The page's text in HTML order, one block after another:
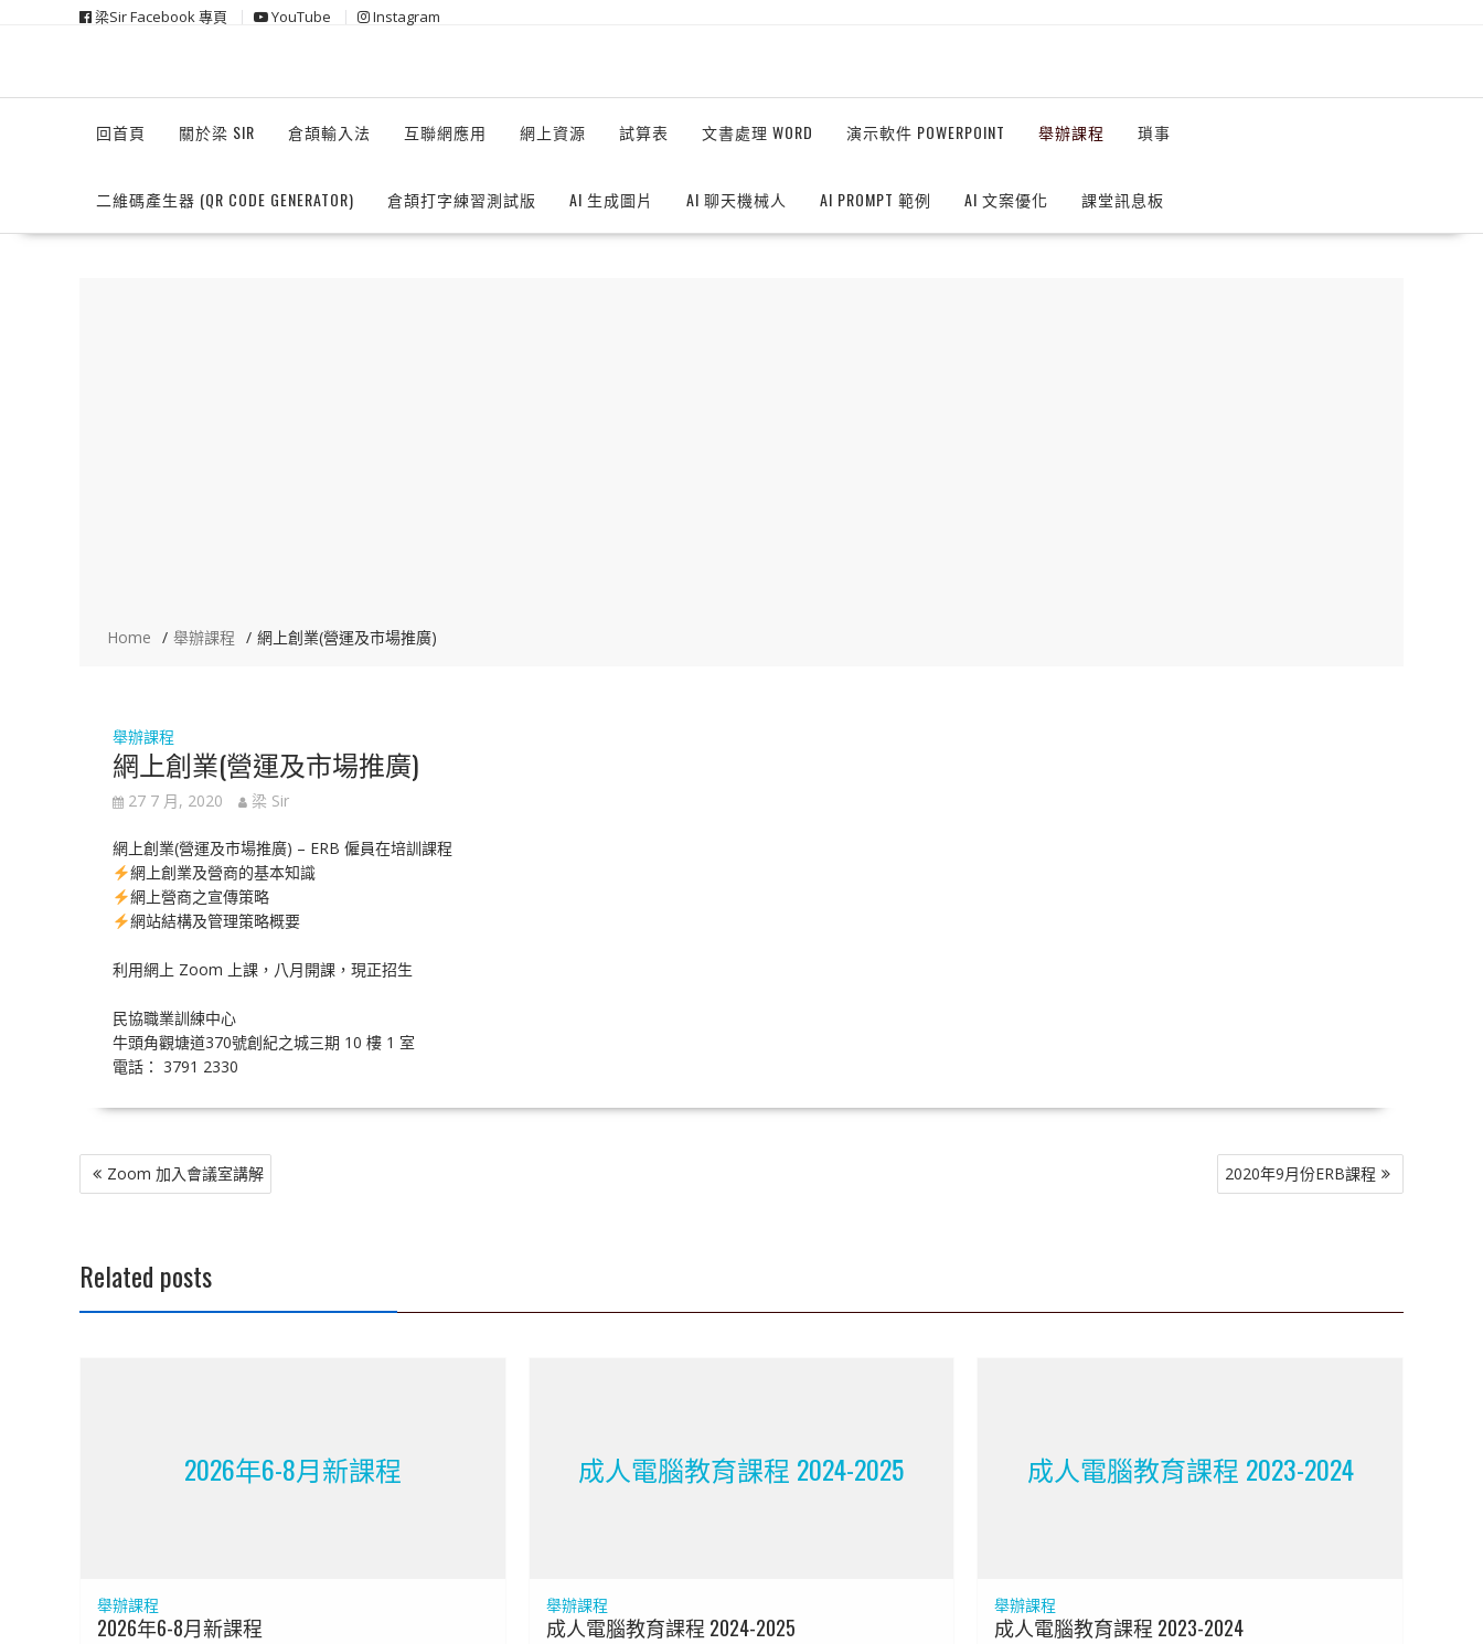
梁Sir Facebook 專頁 YouTube Instagram
回首頁 關於梁 SIR 倉頡輸入法 互聯網應用 網上資源 試算表 文書處理 WORD 演示軟件 POWERPOINT 舉辦課程 瑣事
二維碼產生器 (QR CODE GENERATOR) 倉頡打字練習測試版 AI 生成圖片 AI 聊天機械人 AI PROMPT 範例 AI 文案優化 課堂訊息板
Home 舉辦課程 網上創業(營運及市場推廣)
舉辦課程
網上創業(營運及市場推廣)
27 7 月, 2020 梁 Sir
網上創業(營運及市場推廣) – ERB 僱員在培訓課程
網上創業及營商的基本知識
網上營商之宣傳策略
網站結構及管理策略概要
利用網上 Zoom 上課，八月開課，現正招生
民協職業訓練中心
牛頭角觀塘道370號創紀之城三期 10 樓 1 室
電話： 3791 2330
文
章
Zoom 加入會議室講解 2020年9月份ERB課程
Related posts
2026年6-8月新課程
舉辦課程
2026年6-8月新課程
成人電腦教育課程 2024-2025
舉辦課程
成人電腦教育課程 2024-2025
成人電腦教育課程 2023-2024
舉辦課程
成人電腦教育課程 2023-2024